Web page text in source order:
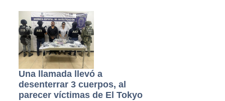
Una llamada llevó a
desenterrar 3 cuerpos, al
parecer víctimas de El Tokyo